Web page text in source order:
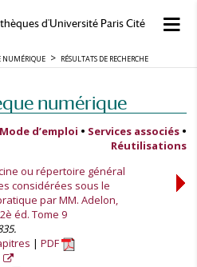
d'Université Paris Cité
NUMÉRIQUE RÉSULTATS DE RECHERCHE
numérique
Mode d’emploi • Services associés •
Réutilisations
ou répertoire général
considérées sous le
par MM. Adelon,
éd. Tome 9
PDF